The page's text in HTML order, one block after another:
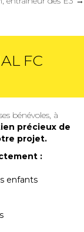
FC
bénévoles, à
précieux de
projet.
:
enfants